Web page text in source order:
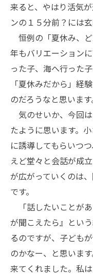
来ると、やはり活気
ンの１５分前？には
恒例の「夏休み、
年もバリエーション
った子、海へ行った
「夏休みだから」経
のだろうなと思います
気のせいか、今回
たように思います。
に誘導してもらいつ
えど堂々と会話が成
が広がっていくのは
です。
「話したいことが
が聞こえたら』とい
るのですが、子ども
のかなー、と思いま
来てくれました。私